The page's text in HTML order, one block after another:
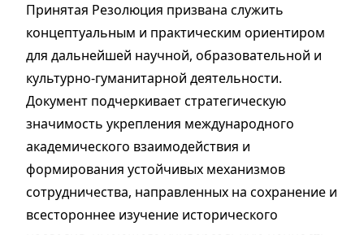
Принятая Резолюция призвана служить
концептуальным и практическим ориентиром
для дальнейшей научной, образовательной и
культурно-гуманитарной деятельности.
Документ подчеркивает стратегическую
значимость укрепления международного
академического взаимодействия и
формирования устойчивых механизмов
сотрудничества, направленных на сохранение и
всестороннее изучение исторического